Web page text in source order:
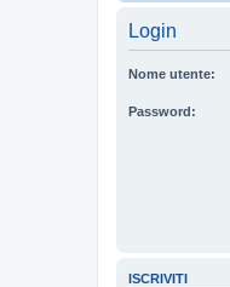
Login
Nome utente:
Password:
ISCRIVITI